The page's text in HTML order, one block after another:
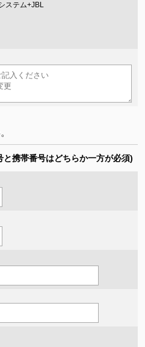
ステム+JBL
と携帯番号はどちらか一方が必須)